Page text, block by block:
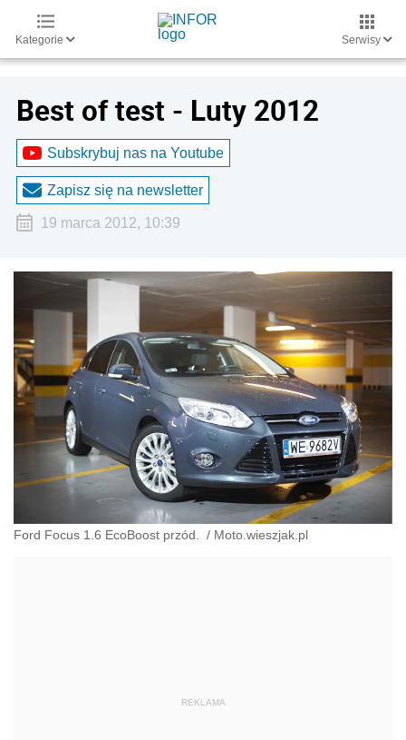
Kategorie Serwisy
Best of test - Luty 2012
Subskrybuj nas na Youtube
Zapisz się na newsletter
19 marca 2012, 10:39
Ford Focus 1.6 EcoBoost przód. / Moto.wieszjak.pl